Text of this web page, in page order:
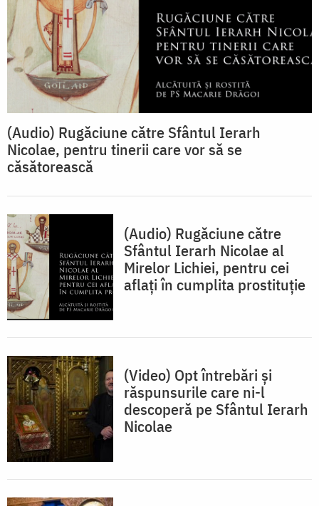
(Audio) Rugăciune către Sfântul Ierarh
Nicolae, pentru tinerii care vor să se
căsătorească
(Audio) Rugăciune către
Sfântul Ierarh Nicolae al
Mirelor Lichiei, pentru cei
aflați în cumplita prostituție
(Video) Opt întrebări și
răspunsurile care ni-l
descoperă pe Sfântul Ierarh
Nicolae